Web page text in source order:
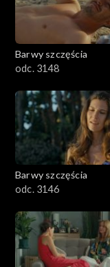
Barwy szczęścia
odc. 3148
Barwy szczęścia
odc. 3146